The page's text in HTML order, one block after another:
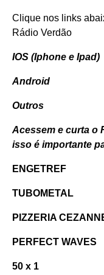
Clique nos links
Rádio Verdão
IOS (Iphone e Ipad)
Android
Outros
Acessem e curta o
isso é importante
ENGETREF
TUBOMETAL
PIZZERIA
PERFECT WAVES
50 x 1